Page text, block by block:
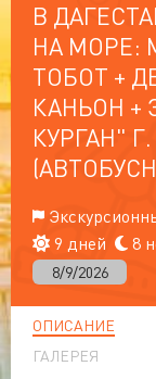
В
НА МОРЕ:
ТОБОТ +
КАНЬОН +
КУРГАН"
9 дней
8
8/9/2026
ОПИСАНИЕ
ГАЛЕРЕЯ